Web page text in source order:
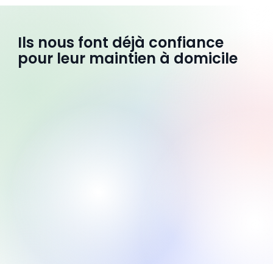
Ils nous font déjà confiance
pour leur maintien à domicile